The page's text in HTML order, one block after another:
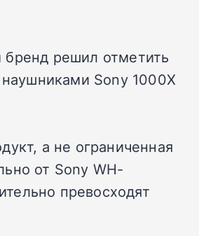
решил отметить
Sony 1000X
а не ограниченная
от Sony WH-
превосходят